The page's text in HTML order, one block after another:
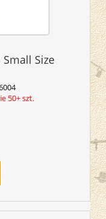
Size
50+ szt.